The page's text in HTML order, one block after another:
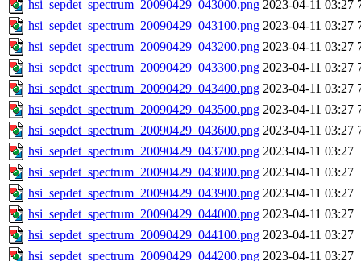
hsi_sepdet_spectrum_20090429_043000.png 2023-04-11 03:27
hsi_sepdet_spectrum_20090429_043100.png 2023-04-11 03:27
hsi_sepdet_spectrum_20090429_043200.png 2023-04-11 03:27
hsi_sepdet_spectrum_20090429_043300.png 2023-04-11 03:27
hsi_sepdet_spectrum_20090429_043400.png 2023-04-11 03:27
hsi_sepdet_spectrum_20090429_043500.png 2023-04-11 03:27
hsi_sepdet_spectrum_20090429_043600.png 2023-04-11 03:27
hsi_sepdet_spectrum_20090429_043700.png 2023-04-11 03:27
hsi_sepdet_spectrum_20090429_043800.png 2023-04-11 03:27
hsi_sepdet_spectrum_20090429_043900.png 2023-04-11 03:27
hsi_sepdet_spectrum_20090429_044000.png 2023-04-11 03:27
hsi_sepdet_spectrum_20090429_044100.png 2023-04-11 03:27
hsi_sepdet_spectrum_20090429_044200.png 2023-04-11 03:27